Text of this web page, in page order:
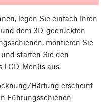
legen Sie einfach Ihren
dem 3D-gedruckten
montieren Sie
starten Sie den
LCD-Menüs aus.
Härtung erscheint
Führungsschienen